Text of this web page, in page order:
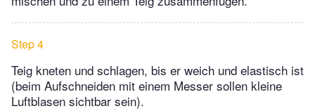
Step 4
Teig kneten und schlagen, bis er weich und elastisch ist
(beim Aufschneiden mit einem Messer sollen kleine
Luftblasen sichtbar sein).